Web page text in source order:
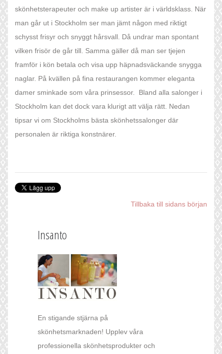
skönhetsterapeuter och make up artister är i världsklass. När
man går ut i Stockholm ser man jämt någon med riktigt
schysst frisyr och snyggt hårsvall. Då undrar man spontant
vilken frisör de går till. Samma gäller då man ser tjejen
framför i kön betala och visa upp häpnadsväckande snygga
naglar. På kvällen på fina restaurangen kommer eleganta
damer sminkade som våra prinsessor. Bland alla salonger i
Stockholm kan det dock vara klurigt att välja rätt. Nedan
tipsar vi om Stockholms bästa skönhetssalonger där
personalen är riktiga konstnärer.
Tillbaka till sidans början
Insanto
En stigande stjärna på
skönhetsmarknaden! Upplev våra
professionella skönhetsprodukter och